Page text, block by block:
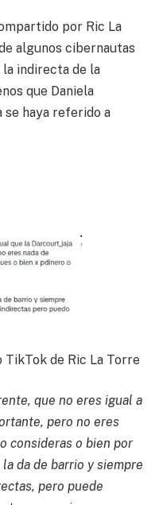
por Ric La
algunos cibernautas
la indirecta de la
que Daniela
se haya referido a
TikTok de Ric La Torre
que no eres igual a
pero no eres
consideras o bien por
da de barrio y siempre
pero puede